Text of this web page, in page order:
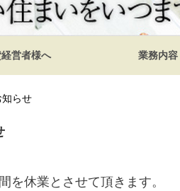
営者様へ 業務内容
知らせ
を休業とさせて頂きます。